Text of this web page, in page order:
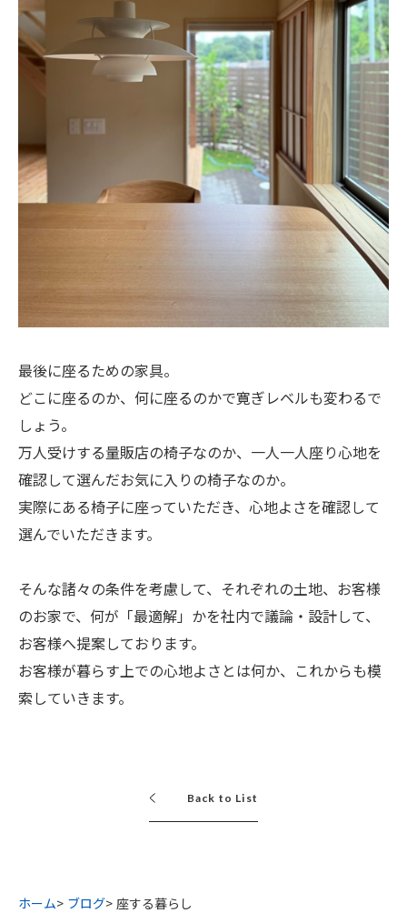
最後に座るための家具。
どこに座るのか、何に座るのかで寛ぎレベルも変わるで
しょう。
万人受けする量販店の椅子なのか、一人一人座り心地を
確認して選んだお気に入りの椅子なのか。
実際にある椅子に座っていただき、心地よさを確認して
選んでいただきます。
そんな諸々の条件を考慮して、それぞれの土地、お客様
のお家で、何が「最適解」かを社内で議論・設計して、
お客様へ提案しております。
お客様が暮らす上での心地よさとは何か、これからも模
索していきます。
Back to List
ホーム ブログ 座する暮らし